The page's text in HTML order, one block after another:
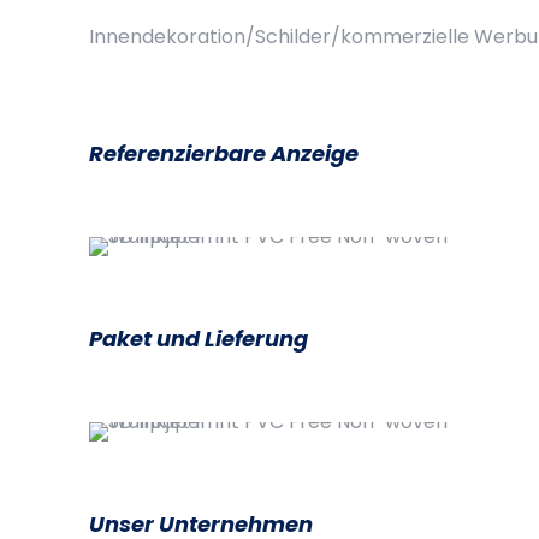
Innendekoration/Schilder/kommerzielle
Referenzierbare Anzeige
Paket und Lieferung
Unser Unternehmen